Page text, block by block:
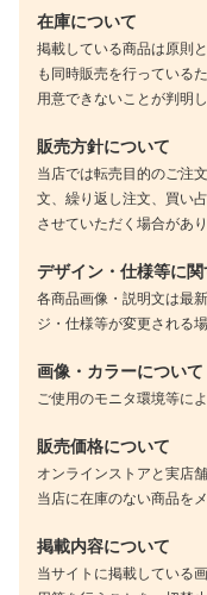
在庫について
掲載している商品は原則
も同時販売を行っている
用意できないことが判明
販売方針について
当店では転売目的のご注
文、繰り返し注文、買い
させていただく場合があり
デザイン・仕様等に
各商品画像・説明文は最
ジ・仕様等が変更される
画像・カラーについて
ご使用のモニタ環境等に
販売価格について
オンラインストアと実店
当店に在庫のない商品を
掲載内容について
当サイトに掲載している